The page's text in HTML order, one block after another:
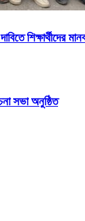
শিক্ষার্থীদের
সভা অনুষ্ঠিত